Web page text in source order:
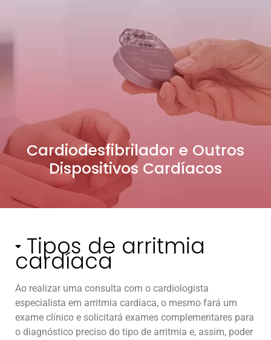
Cardiodesfibrilador e Outros
Dispositivos Cardíacos
Tipos de arritmia
cardíaca
Ao realizar uma consulta com o cardiologista
especialista em arritmia cardíaca, o mesmo fará um
exame clínico e solicitará exames complementares para
o diagnóstico preciso do tipo de arritmia e, assim, poder